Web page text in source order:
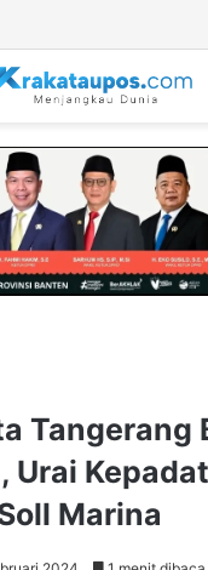
Tangerang
Urai
Marina